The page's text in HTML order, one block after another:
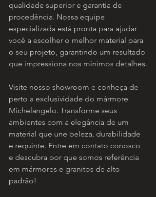
qualidade superior e garantia de
procedência. Nossa equipe
especializada está pronta para ajudar
você a escolher o melhor material para
o seu projeto, garantindo um resultado
que impressiona nos mínimos detalhes.
Visite nosso showroom e conheça de
perto a exclusividade do mármore
Michelangelo. Transforme seus
ambientes com a elegância de um
material que une beleza, durabilidade
e requinte. Entre em contato conosco
e descubra por que somos referência
em mármores e granitos de alto
padrão!